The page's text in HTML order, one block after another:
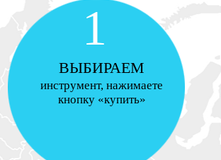
1
ВЫБИРАЕМ
инструмент, нажимаете
кнопку «купить»